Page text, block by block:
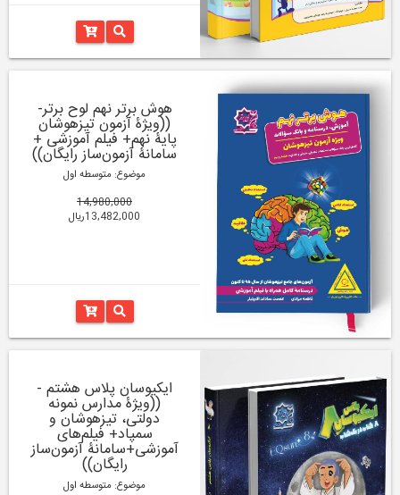
هوش برتر نهم لوح برتر-
((ویژۀ آزمون تیزهوشان
پایۀ نهم+ فیلم آموزشی +
سامانۀ آزمون‌ساز رایگان))
موضوع: متوسطه اول
14,980,000
13,482,000ریال
ایکیوسان پلاس هشتم -
((ویژۀ مدارس نمونه
دولتی، تیزهوشان و
سمپاد+ فیلم‌های
آموزشی+سامانۀ آزمون‌ساز
رایگان))
موضوع: متوسطه اول